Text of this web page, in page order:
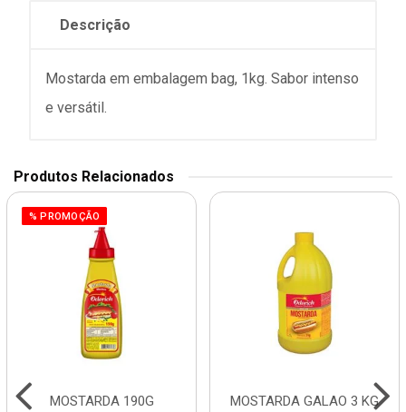
Descrição
Mostarda em embalagem bag, 1kg. Sabor intenso
e versátil.
Produtos Relacionados
% PROMOÇÃO
MOSTARDA 190G
MOSTARDA GALAO 3 KG